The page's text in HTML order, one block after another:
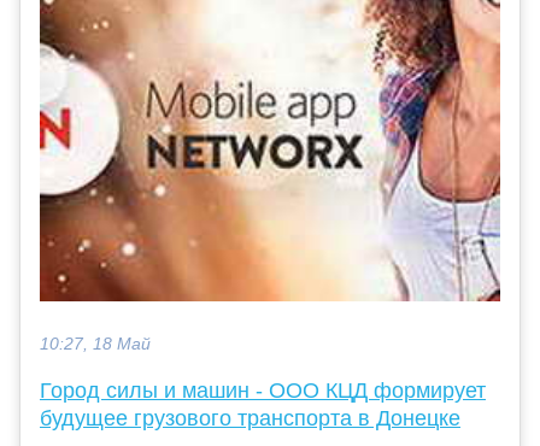
10:27, 18 Май
Город силы и машин - ООО КЦД формирует
будущее грузового транспорта в Донецке